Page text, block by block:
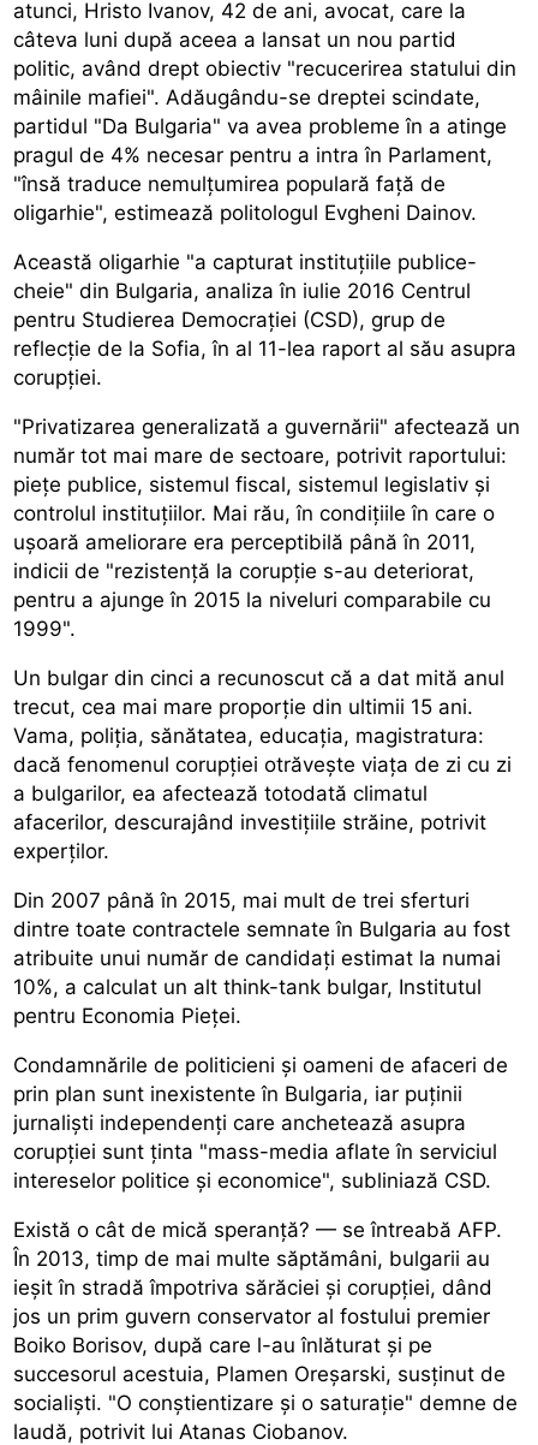
atunci, Hristo Ivanov, 42 de ani, avocat, care la
câteva luni după aceea a lansat un nou partid
politic, având drept obiectiv "recucerirea statului din
mâinile mafiei". Adăugându-se dreptei scindate,
partidul "Da Bulgaria" va avea probleme în a atinge
pragul de 4% necesar pentru a intra în Parlament,
"însă traduce nemulțumirea populară față de
oligarhie", estimează politologul Evgheni Dainov.
Această oligarhie "a capturat instituțiile publice-
cheie" din Bulgaria, analiza în iulie 2016 Centrul
pentru Studierea Democrației (CSD), grup de
reflecție de la Sofia, în al 11-lea raport al său asupra
corupției.
"Privatizarea generalizată a guvernării" afectează un
număr tot mai mare de sectoare, potrivit raportului:
piețe publice, sistemul fiscal, sistemul legislativ și
controlul instituțiilor. Mai rău, în condițiile în care o
ușoară ameliorare era perceptibilă până în 2011,
indicii de "rezistență la corupție s-au deteriorat,
pentru a ajunge în 2015 la niveluri comparabile cu
1999".
Un bulgar din cinci a recunoscut că a dat mită anul
trecut, cea mai mare proporție din ultimii 15 ani.
Vama, poliția, sănătatea, educația, magistratura:
dacă fenomenul corupției otrăvește viața de zi cu zi
a bulgarilor, ea afectează totodată climatul
afacerilor, descurajând investițiile străine, potrivit
experților.
Din 2007 până în 2015, mai mult de trei sferturi
dintre toate contractele semnate în Bulgaria au fost
atribuite unui număr de candidați estimat la numai
10%, a calculat un alt think-tank bulgar, Institutul
pentru Economia Pieței.
Condamnările de politicieni și oameni de afaceri de
prin plan sunt inexistente în Bulgaria, iar puținii
jurnaliști independenți care anchetează asupra
corupției sunt ținta "mass-media aflate în serviciul
intereselor politice și economice", subliniază CSD.
Există o cât de mică speranță? — se întreabă AFP.
În 2013, timp de mai multe săptămâni, bulgarii au
ieșit în stradă împotriva sărăciei și corupției, dând
jos un prim guvern conservator al fostului premier
Boiko Borisov, după care l-au înlăturat și pe
succesorul acestuia, Plamen Oreșarski, susținut de
socialiști. "O conștientizare și o saturație" demne de
laudă, potrivit lui Atanas Ciobanov.